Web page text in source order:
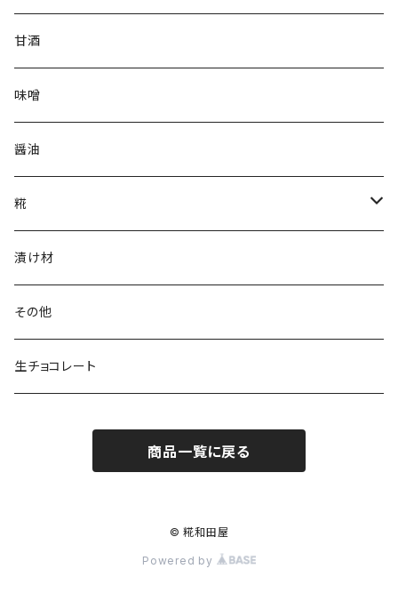
甘酒
味噌
醤油
糀
乾燥米こうじ
塩こうじ
漬け材
その他
生チョコレート
商品一覧に戻る
© 糀和田屋
Powered by